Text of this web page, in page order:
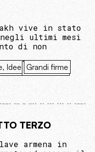
vive in stato
negli ultimi mesi
di non
Idee Grandi firme
TERZO
armena in